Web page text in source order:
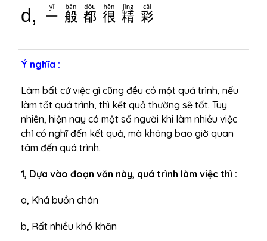
d, 一般都很精彩
Ý nghĩa :
Làm bất cứ việc gì cũng đều có một quá trình, nếu
làm tốt quá trình, thì kết quả thường sẽ tốt. Tuy
nhiên, hiện nay có một số người khi làm nhiều việc
chỉ có nghĩ đến kết quả, mà không bao giờ quan
tâm đến quá trình.
1, Dựa vào đoạn văn này, quá trình làm việc thì :
a, Khá buồn chán
b, Rất nhiều khó khăn